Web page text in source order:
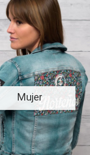
Mujer